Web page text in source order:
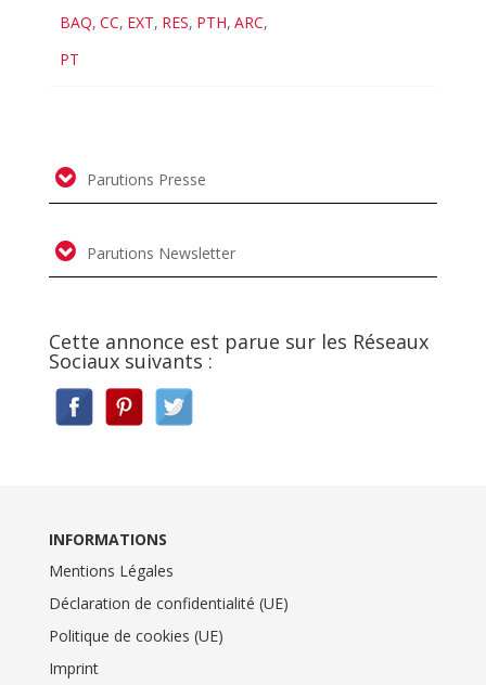
BAQ, CC, EXT, RES, PTH, ARC,
PT
Parutions Presse
Parutions Newsletter
Cette annonce est parue sur les Réseaux
Sociaux suivants :
INFORMATIONS
Mentions Légales
Déclaration de confidentialité (UE)
Politique de cookies (UE)
Imprint